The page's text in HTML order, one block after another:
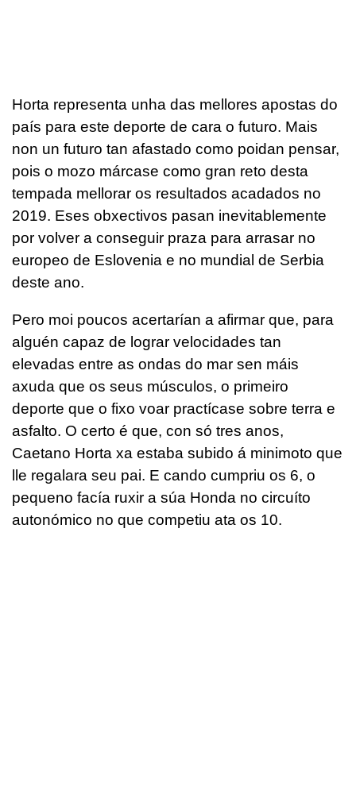
Horta representa unha das mellores apostas do
país para este deporte de cara o futuro. Mais
non un futuro tan afastado como poidan pensar,
pois o mozo márcase como gran reto desta
tempada mellorar os resultados acadados no
2019. Eses obxectivos pasan inevitablemente
por volver a conseguir praza para arrasar no
europeo de Eslovenia e no mundial de Serbia
deste ano.
Pero moi poucos acertarían a afirmar que, para
alguén capaz de lograr velocidades tan
elevadas entre as ondas do mar sen máis
axuda que os seus músculos, o primeiro
deporte que o fixo voar practícase sobre terra e
asfalto. O certo é que, con só tres anos,
Caetano Horta xa estaba subido á minimoto que
lle regalara seu pai. E cando cumpriu os 6, o
pequeno facía ruxir a súa Honda no circuíto
autonómico no que competiu ata os 10.